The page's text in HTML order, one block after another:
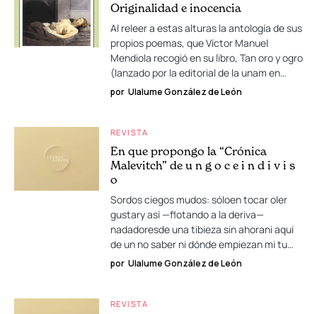
Originalidad e inocencia
Al releer a estas alturas la antología de sus
propios poemas, que Víctor Manuel
Mendiola recogió en su libro, Tan oro y ogro
(lanzado por la editorial de la unam en…
por Ulalume González de León
REVISTA
En que propongo la “Crónica
Malevitch” de u n g o c e i n d i v i s
o
Sordos ciegos mudos: sóloen tocar oler
gustary así —flotando a la deriva—
nadadoresde una tibieza sin ahorani aquí
de un no saber ni dónde empiezan mi tu…
por Ulalume González de León
REVISTA